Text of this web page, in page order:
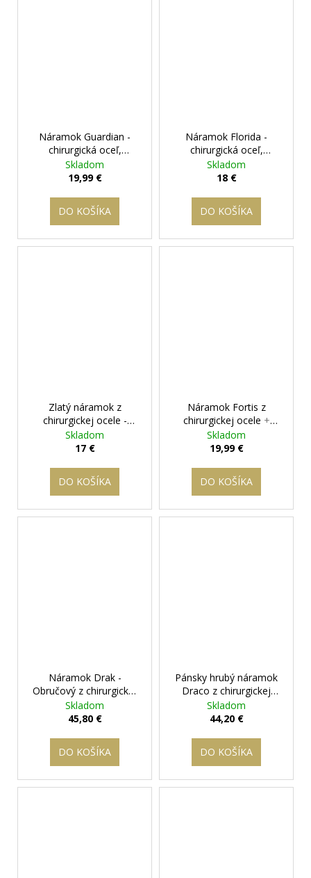
Náramok Guardian -
chirurgická oceľ,
modlitba+ darčeková
krabička zadarmo
Skladom
19,99 €
DO KOŠÍKA
Náramok Florida -
chirurgická oceľ,
strieborná farba
darčeková krabička
Skladom
18 €
DO KOŠÍKA
Zlatý náramok z
chirurgickej ocele -
Folorida+ darčeková
krabička zadarmo
Skladom
17 €
DO KOŠÍKA
Náramok Fortis z
chirurgickej ocele +
darčeková krabička
zadarmo
Skladom
19,99 €
DO KOŠÍKA
Náramok Drak -
Obručový z chirurgickej
ocele+ darčeková
krabička zadarmo
Skladom
45,80 €
DO KOŠÍKA
Pánsky hrubý náramok
Draco z chirurgickej
ocele+ darčeková
krabička zadarmo
Skladom
44,20 €
DO KOŠÍKA